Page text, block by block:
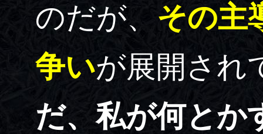
のだが、 その主
争いが展開され
だ、私が何とか